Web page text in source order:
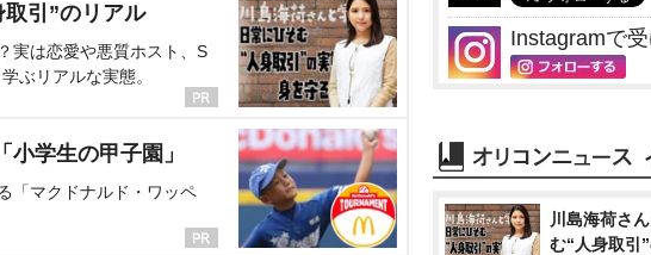
引”のリアル
実は恋愛や悪質ホスト、S
ぶリアルな実態。
学生の甲子園」
「マクドナルド・ワッペ
Instagramで
川島海荷さ
む“人身取引